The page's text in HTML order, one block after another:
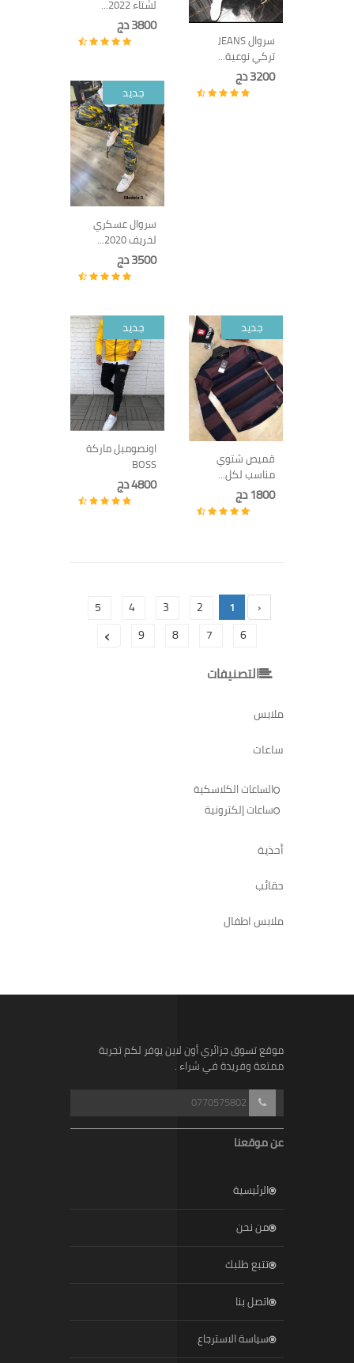
سروال JEANS
تركي نوعية...
3200 دج
لشتاء 2022...
3800 دج
جديد
سروال عسكري
لخريف 2020...
3500 دج
جديد
قميص شتوي
مناسب لكل...
1800 دج
جديد
اونصومبل ماركة
BOSS
4800 دج
‹
1
2
3
4
5
6
7
8
9
›
التصنيفات
ملابس
ساعات
الساعات الكلاسكية
ساعات إلكترونية
أحذية
حقائب
ملابس اطفال
موقع تسوق جزائري أون لاين يوفر لكم تجربة
ممتعة وفريدة في شراء .
0770575802
عن موقعنا
الرئيسية
من نحن
تتبع طلبك
اتصل بنا
سياسة الاسترجاع